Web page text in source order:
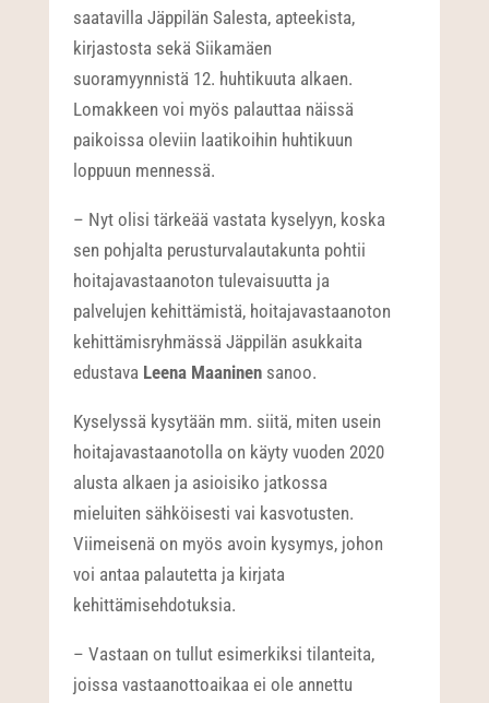
saatavilla Jäppilän Salesta, apteekista,
kirjastosta sekä Siikamäen
suoramyynnistä 12. huhtikuuta alkaen.
Lomakkeen voi myös palauttaa näissä
paikoissa oleviin laatikoihin huhtikuun
loppuun mennessä.
– Nyt olisi tärkeää vastata kyselyyn, koska
sen pohjalta perusturvalautakunta pohtii
hoitajavastaanoton tulevaisuutta ja
palvelujen kehittämistä, hoitajavastaanoton
kehittämisryhmässä Jäppilän asukkaita
edustava Leena Maaninen sanoo.
Kyselyssä kysytään mm. siitä, miten usein
hoitajavastaanotolla on käyty vuoden 2020
alusta alkaen ja asioisiko jatkossa
mieluiten sähköisesti vai kasvotusten.
Viimeisenä on myös avoin kysymys, johon
voi antaa palautetta ja kirjata
kehittämisehdotuksia.
– Vastaan on tullut esimerkiksi tilanteita,
joissa vastaanottoaikaa ei ole annettu